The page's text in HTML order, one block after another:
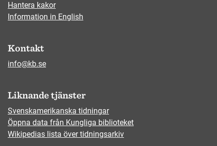
Hantera kakor
Information in English
Kontakt
info@kb.se
Liknande tjänster
Svenskamerikanska tidningar
Öppna data från Kungliga biblioteket
Wikipedias lista över tidningsarkiv